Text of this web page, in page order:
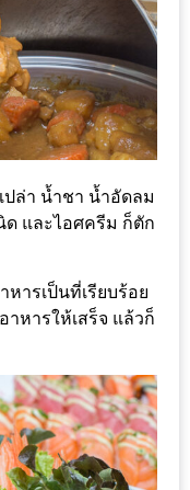
ปล่า น้ำชา น้ำอัดลม
ด และไอศครีม ก็ตัก
ารเป็นที่เรียบร้อย
หารให้เสร็จ แล้วก็